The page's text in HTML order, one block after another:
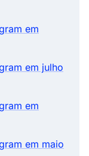
em
em julho
em
em maio